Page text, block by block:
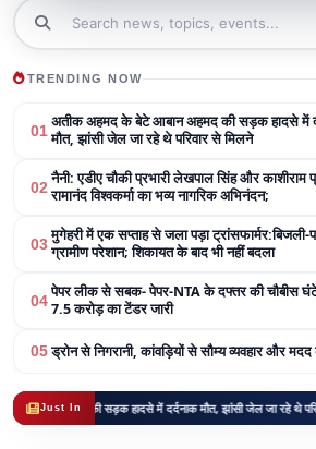
TRENDING NOW
01अतीक अहमद के बेटे आबान अहमद की सड़क हादसे में
मौत, झांसी जेल जा रहे थे परिवार से मिलने
02 नैनी: एडीए चौकी प्रभारी लेखपाल सिंह और काशीराम
रामानंद विश्वकर्मा का भव्य नागरिक अभिनंदन;
03मुगेहरी में एक सप्ताह से जला पड़ा ट्रांसफार्मर:बिजली-
ग्रामीण परेशान; शिकायत के बाद भी नहीं बदला
04पेपर लीक से सबक- पेपर-NTA के दफ्तर की चौबीस घंटे
7.5 करोड़ का टेंडर जारी
05ड्रोन से निगरानी, कांवड़ियों से सौम्य व्यवहार और
Just In
की सड़क हादसे में दर्दनाक मौत, झांसी जेल जा रहे थे परिवार से मिलने